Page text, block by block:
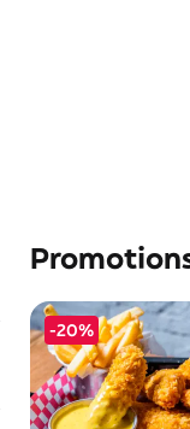
-20%